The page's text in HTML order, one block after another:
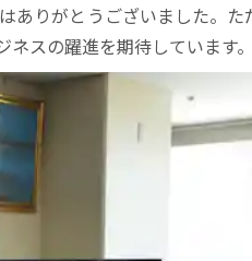
りがとうございました。
ネスの躍進を期待しています